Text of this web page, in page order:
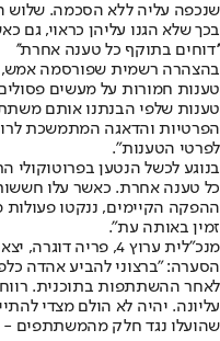
בכך שלא הגנו עליהן כראוי, גם
''דוחים בתוקף כל טענה אחרת''
טענות חמורות על מעשים
טענות שלפי הבנתנו אותם
הפרטיות והדאגה המתמשכת
לפרטי הטענות".
בנוגע לכשל הנטען בפרוטוקולי
כל טענה אחרת. כאשר עלו
ההפקה הקיימים, ננקטו
זמין באותה עת".
מנכ"לית ערוץ 4, פריה דוגרה
,
הסערה: "ברצוני להביע אהדה
לאחר ההשתתפות בתוכנית.
עליונה. יהיה לא הולם מצדי
שהועלו נגד חלק מהמשתתפים